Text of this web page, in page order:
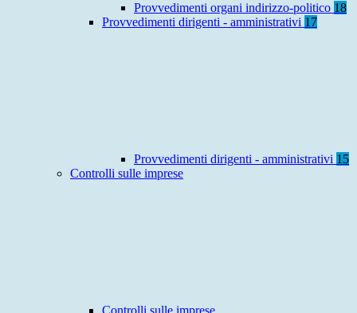
Provvedimenti organi indirizzo-politico 18
Provvedimenti dirigenti - amministrativi 17
Provvedimenti dirigenti - amministrativi 15
Controlli sulle imprese